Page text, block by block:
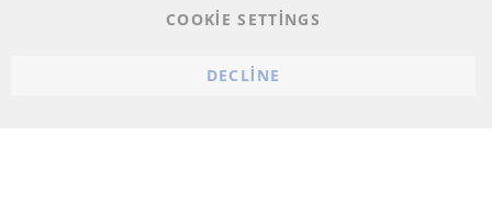
COOKIE SETTINGS
DECLINE